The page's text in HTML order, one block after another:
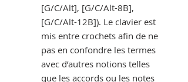
[G/C/Alt], [G/C/Alt-8B],
[G/C/Alt-12B]). Le clavier est
mis entre crochets afin de ne
pas en confondre les termes
avec d’autres notions telles
que les accords ou les notes